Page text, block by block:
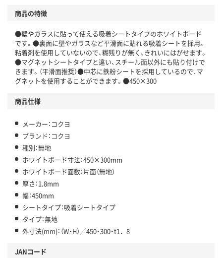
商品の特徴
●壁やガラスに貼って使える吸着シートタイプのホワイトボード
です。●裏面に壁やガラスなど平滑面に貼れる吸着シートを採用。
粘着剤を使用していないので、糊残りが無く、きれいにはがせます。
●マグネットシートタイプと違い、スチール面以外にも貼り付けで
きます。（平滑面推奨）●中芯に鉄粉シートを採用しているので、マ
グネットを使用することができます。●450×300
商品仕様
メーカー：コクヨ
ブランド：コクヨ
種別：無地
ホワイトボード寸法：450×300mm
ホワイトボード面数：片面（無地）
厚さ：1.8mm
幅：450mm
シートタイプ：吸着シートタイプ
タイプ：無地
外寸法(mm)：（W・H）／450・300・t1．8
JANコード